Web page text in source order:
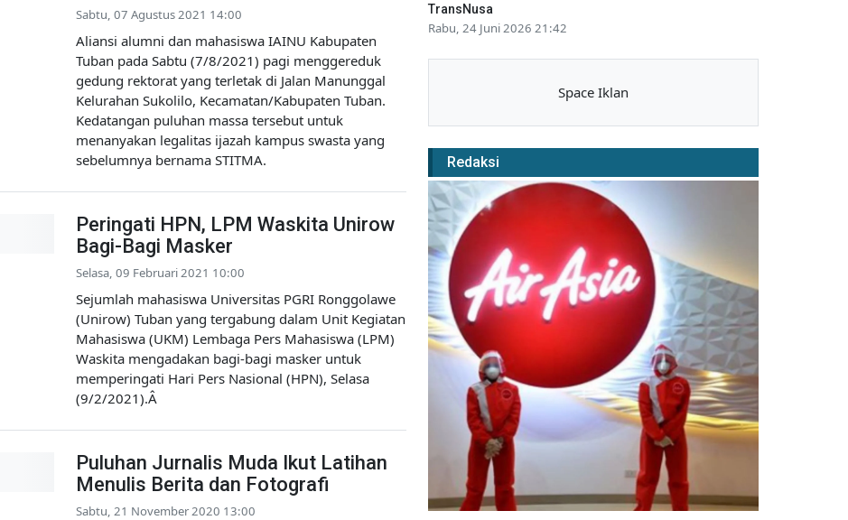
Sabtu, 07 Agustus 2021 14:00
Aliansi alumni dan mahasiswa IAINU Kabupaten
Tuban pada Sabtu (7/8/2021) pagi menggereduk
gedung rektorat yang terletak di Jalan Manunggal
Kelurahan Sukolilo, Kecamatan/Kabupaten Tuban.
Kedatangan puluhan massa tersebut untuk
menanyakan legalitas ijazah kampus swasta yang
sebelumnya bernama STITMA.
Peringati HPN, LPM Waskita Unirow
Bagi-Bagi Masker
Selasa, 09 Februari 2021 10:00
Sejumlah mahasiswa Universitas PGRI Ronggolawe
(Unirow) Tuban yang tergabung dalam Unit Kegiatan
Mahasiswa (UKM) Lembaga Pers Mahasiswa (LPM)
Waskita mengadakan bagi-bagi masker untuk
memperingati Hari Pers Nasional (HPN), Selasa
(9/2/2021).Â
Puluhan Jurnalis Muda Ikut Latihan
Menulis Berita dan Fotografi
Sabtu, 21 November 2020 13:00
TransNusa
Rabu, 24 Juni 2026 21:42
Space Iklan
Redaksi